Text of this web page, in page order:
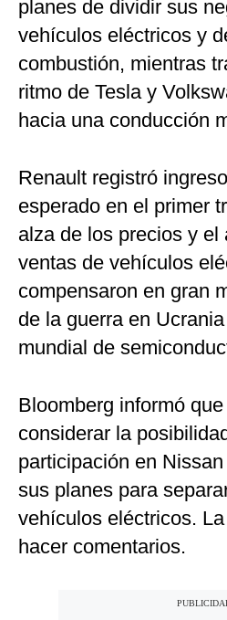
planes de dividir sus
vehículos eléctricos y
combustión, mientras
ritmo de Tesla y
hacia una conducción
Renault registró
esperado en el primer
alza de los precios y el
ventas de vehículos
compensaron en gran
de la guerra en
mundial de
Bloomberg informó
considerar la
participación en
sus planes para
vehículos eléctricos.
hacer comentarios.